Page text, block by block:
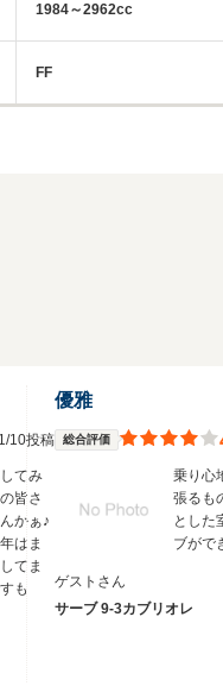
1984～2962cc
FF
10投稿
てみ
皆さ
かぁ♪
はま
てま
も
優雅
総合評価
乗り心
張るも
とした
ブがで
ゲストさん
サーブ 9-3カブリオレ